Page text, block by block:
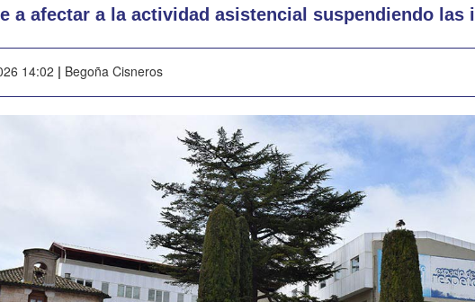
a afectar a la actividad asistencial suspendiendo las
14:02 | Begoña Cisneros